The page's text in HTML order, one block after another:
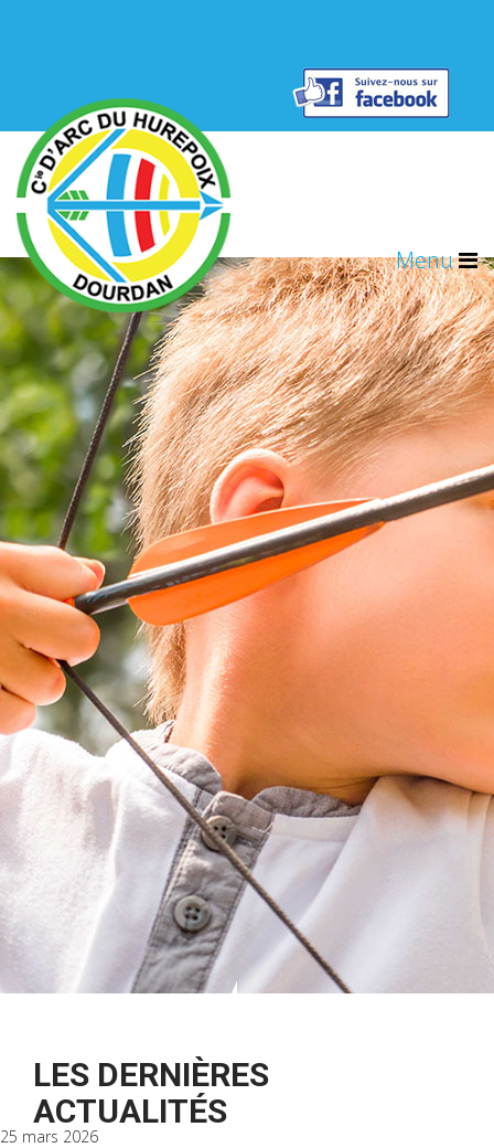
Contact
Menu
LES DERNIÈRES
ACTUALITÉS
25 mars 2026